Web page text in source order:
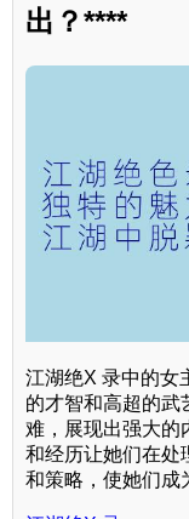
出？****
江湖绝X 录中的女
的才智和高超的武
难，展现出强大的
和经历让她们在处
和策略，使她们成